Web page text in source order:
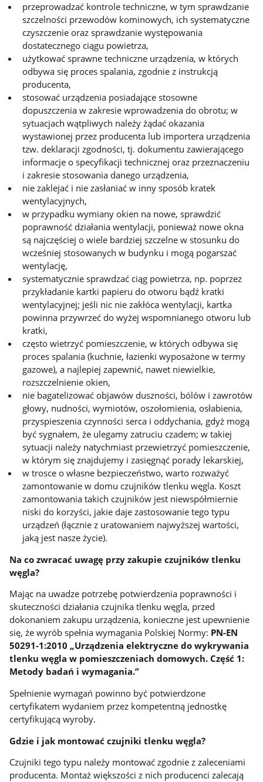
przeprowadzać kontrole techniczne, w tym sprawdzanie
szczelności przewodów kominowych, ich systematyczne
czyszczenie oraz sprawdzanie występowania
dostatecznego ciągu powietrza,
użytkować sprawne techniczne urządzenia, w których
odbywa się proces spalania, zgodnie z instrukcją
producenta,
stosować urządzenia posiadające stosowne
dopuszczenia w zakresie wprowadzenia do obrotu; w
sytuacjach wątpliwych należy żądać okazania
wystawionej przez producenta lub importera urządzenia
tzw. deklaracji zgodności, tj. dokumentu zawierającego
informacje o specyfikacji technicznej oraz przeznaczeniu
i zakresie stosowania danego urządzenia,
nie zaklejać i nie zasłaniać w inny sposób kratek
wentylacyjnych,
w przypadku wymiany okien na nowe, sprawdzić
poprawność działania wentylacji, ponieważ nowe okna
są najczęściej o wiele bardziej szczelne w stosunku do
wcześniej stosowanych w budynku i mogą pogarszać
wentylację,
systematycznie sprawdzać ciąg powietrza, np. poprzez
przykładanie kartki papieru do otworu bądź kratki
wentylacyjnej; jeśli nic nie zakłóca wentylacji, kartka
powinna przywrzeć do wyżej wspomnianego otworu lub
kratki,
często wietrzyć pomieszczenie, w których odbywa się
proces spalania (kuchnie, łazienki wyposażone w termy
gazowe), a najlepiej zapewnić, nawet niewielkie,
rozszczelnienie okien,
nie bagatelizować objawów duszności, bólów i zawrotów
głowy, nudności, wymiotów, oszołomienia, osłabienia,
przyspieszenia czynności serca i oddychania, gdyż mogą
być sygnałem, że ulegamy zatruciu czadem; w takiej
sytuacji należy natychmiast przewietrzyć pomieszczenie,
w którym się znajdujemy i zasięgnąć porady lekarskiej,
w trosce o własne bezpieczeństwo, warto rozważyć
zamontowanie w domu czujników tlenku węgla. Koszt
zamontowania takich czujników jest niewspółmiernie
niski do korzyści, jakie daje zastosowanie tego typu
urządzeń (łącznie z uratowaniem najwyższej wartości,
jaką jest nasze życie).
Na co zwracać uwagę przy zakupie czujników tlenku
węgla?
Mając na uwadze potrzebę potwierdzenia poprawności i
skuteczności działania czujnika tlenku węgla, przed
dokonaniem zakupu urządzenia, konieczne jest upewnienie
się, że wyrób spełnia wymagania Polskiej Normy: PN-EN
50291-1:2010 „Urządzenia elektryczne do wykrywania
tlenku węgla w pomieszczeniach domowych. Część 1:
Metody badań i wymagania.”
Spełnienie wymagań powinno być potwierdzone
certyfikatem wydaniem przez kompetentną jednostkę
certyfikującą wyroby.
Gdzie i jak montować czujniki tlenku węgla?
Czujniki tego typu należy montować zgodnie z zaleceniami
producenta. Montaż większości z nich producenci zalecają